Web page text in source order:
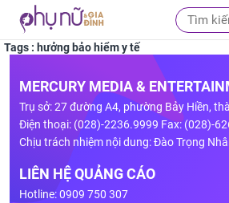
Tags : hưởng bảo hiểm y tế
MERCURY MEDIA &
Trụ sở: 27 đường A4, phường Bảy Hiền,
Điện thoại: (028)-2236.9999 Fax: (028)-
Chịu trách nhiệm nội dung: Đào Trọng
LIÊN HỆ QUẢNG CÁO
Hotline: 0909 750 307